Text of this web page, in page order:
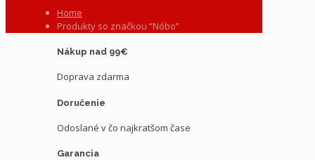
Home
Produkty so značkou “Nóbo”
Nákup nad 99€
Doprava zdarma
Doručenie
Odoslané v čo najkratšom čase
Garancia